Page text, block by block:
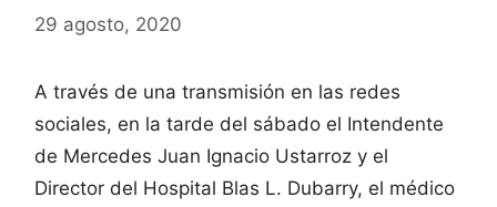
29 agosto, 2020
A través de una transmisión en las redes
sociales, en la tarde del sábado el Intendente
de Mercedes Juan Ignacio Ustarroz y el
Director del Hospital Blas L. Dubarry, el médico